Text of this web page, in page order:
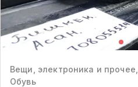
Вещи, электроника и
Обувь